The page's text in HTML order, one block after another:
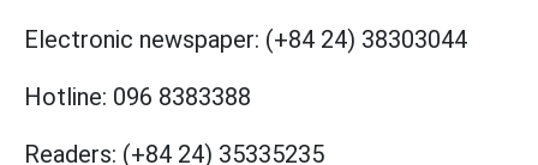
Electronic newspaper: (+84 24) 38303044
Hotline: 096 8383388
Readers: (+84 24) 35335235